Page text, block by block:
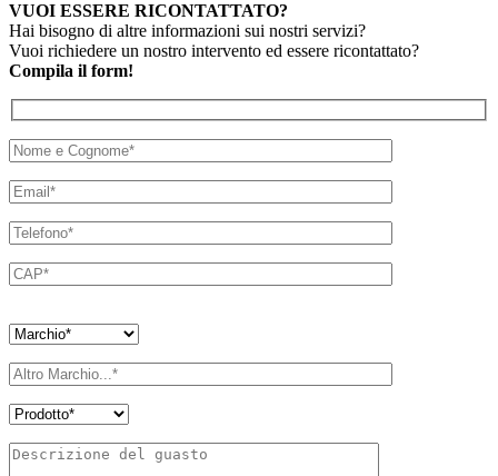
VUOI ESSERE RICONTATTATO?
Hai bisogno di altre informazioni sui nostri servizi?
Vuoi richiedere un nostro intervento ed essere ricontattato?
Compila il form!